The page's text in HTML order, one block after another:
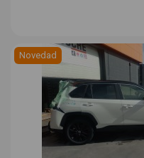
Novedad